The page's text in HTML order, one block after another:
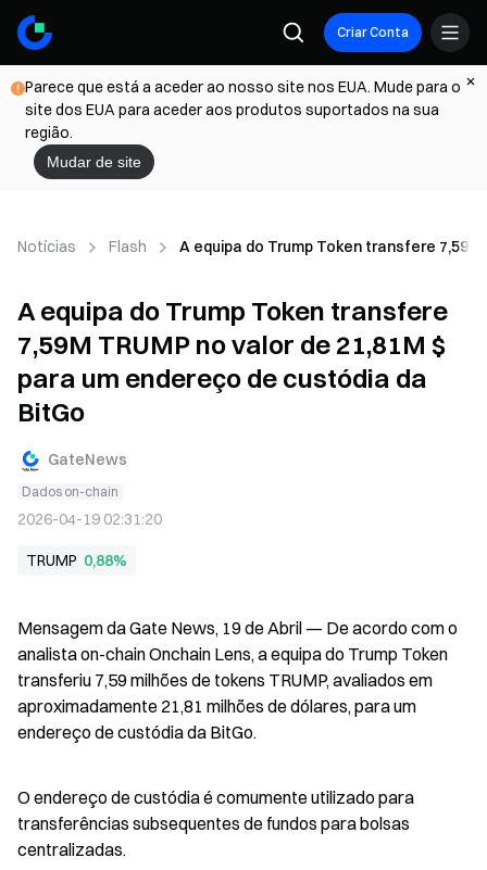
Criar Conta
Parece que está a aceder ao nosso site nos EUA. Mude para o
site dos EUA para aceder aos produtos suportados na sua
região.
Mudar de site
Notícias Flash A equipa do Trump Token transfere
A equipa do Trump Token transfere
7,59M TRUMP no valor de 21,81M $
para um endereço de custódia da
BitGo
GateNews
Dados on-chain
2026-04-19 02:31:20
TRUMP 0,88%
Mensagem da Gate News, 19 de Abril — De acordo com o
analista on-chain Onchain Lens, a equipa do Trump Token
transferiu 7,59 milhões de tokens TRUMP, avaliados em
aproximadamente 21,81 milhões de dólares, para um
endereço de custódia da BitGo.
O endereço de custódia é comumente utilizado para
transferências subsequentes de fundos para bolsas
centralizadas.